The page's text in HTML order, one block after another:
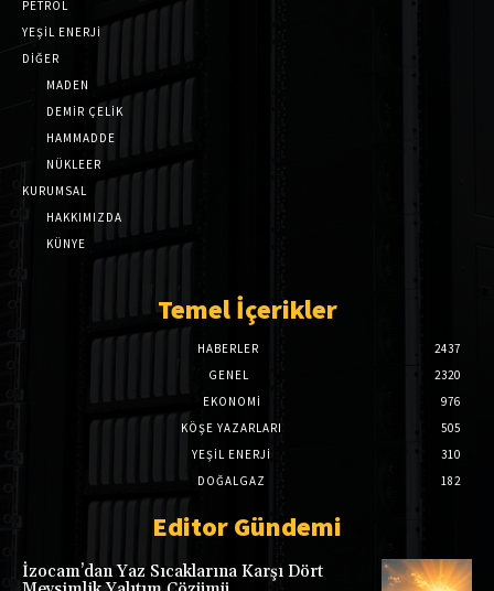
PETROL
YEŞİL ENERJİ
DİĞER
MADEN
DEMİR ÇELİK
HAMMADDE
NÜKLEER
KURUMSAL
HAKKIMIZDA
KÜNYE
Temel İçerikler
HABERLER
2437
GENEL
2320
EKONOMI
976
KÖŞE YAZARLARI
505
YEŞİL ENERJİ
310
DOĞALGAZ
182
Editor Gündemi
İzocam’dan Yaz Sıcaklarına Karşı Dört